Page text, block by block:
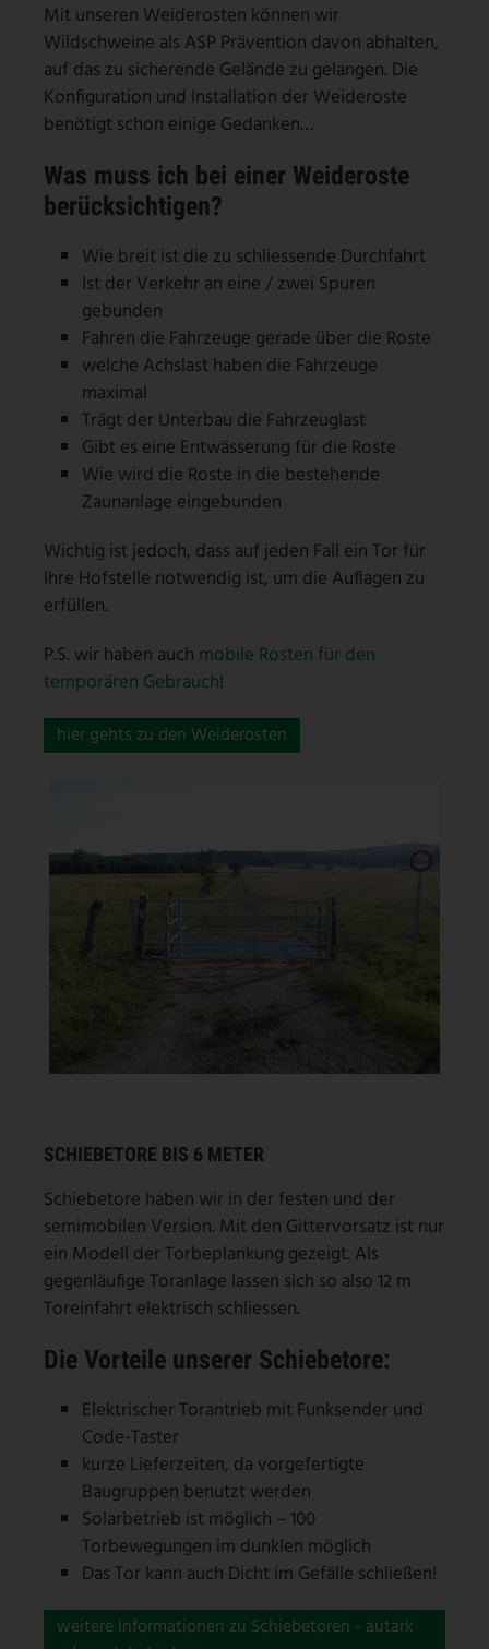
Mit unseren Weiderosten können wir
Wildschweine als ASP Prävention davon abhalten,
auf das zu sicherende Gelände zu gelangen. Die
Konfiguration und Installation der Weideroste
benötigt schon einige Gedanken…
Was muss ich bei einer Weideroste
berücksichtigen?
Wie breit ist die zu schliessende Durchfahrt
Ist der Verkehr an eine / zwei Spuren
gebunden
Fahren die Fahrzeuge gerade über die Roste
welche Achslast haben die Fahrzeuge
maximal
Trägt der Unterbau die Fahrzeuglast
Gibt es eine Entwässerung für die Roste
Wie wird die Roste in die bestehende
Zaunanlage eingebunden
Wichtig ist jedoch, dass auf jeden Fall ein Tor für
Ihre Hofstelle notwendig ist, um die Auflagen zu
erfüllen.
P.S. wir haben auch mobile Rosten für den
temporären Gebrauch!
hier gehts zu den Weiderosten
SCHIEBETORE BIS 6 METER
Schiebetore haben wir in der festen und der
semimobilen Version. Mit den Gittervorsatz ist nur
ein Modell der Torbeplankung gezeigt. Als
gegenläufige Toranlage lassen sich so also 12 m
Toreinfahrt elektrisch schliessen.
Die Vorteile unserer Schiebetore:
Elektrischer Torantrieb mit Funksender und
Code-Taster
kurze Lieferzeiten, da vorgefertigte
Baugruppen benutzt werden
Solarbetrieb ist möglich – 100
Torbewegungen im dunklen möglich
Das Tor kann auch Dicht im Gefälle schließen!
weitere Informationen zu Schiebetoren - autark